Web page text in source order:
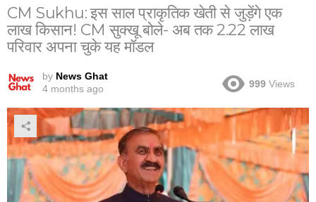
CM Sukhu: इस साल प्राकृतिक खेती से जुड़ेंगे एक
लाख किसान! CM सुक्खू बोले- अब तक 2.22 लाख
परिवार अपना चुके यह मॉडल
by News Ghat
4 months ago
999 Views